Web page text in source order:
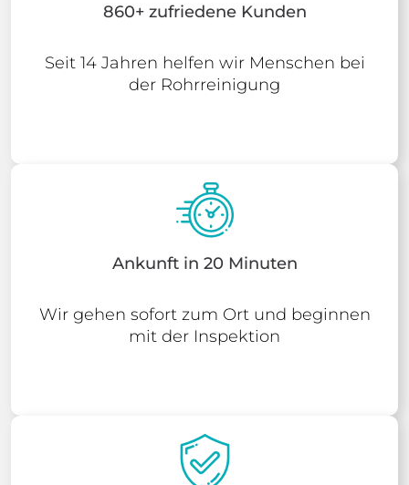
860+ zufriedene Kunden
Seit 14 Jahren helfen wir Menschen bei
der Rohrreinigung
Ankunft in 20 Minuten
Wir gehen sofort zum Ort und beginnen
mit der Inspektion